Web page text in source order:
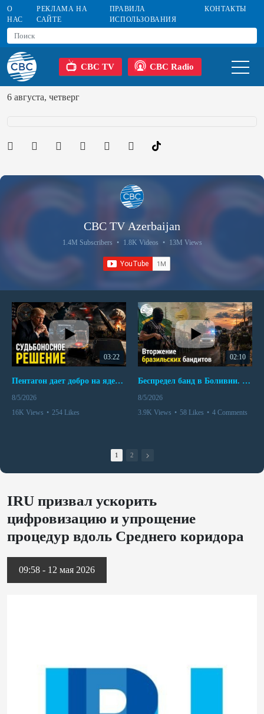
О
НАС
РЕКЛАМА НА
САЙТЕ
ПРАВИЛА
ИСПОЛЬЗОВАНИЯ
КОНТАКТЫ
CBC TV CBC Radio
6 августа, четверг
CBC TV Azerbaijan
1.4M Subscribers • 1.8K Videos • 13M Views
03:22
Пентагон дает добро на ядерный удар по противникам США
8/5/2026
16K Views • 254 Likes
02:10
Беспредел банд в Боливии. Расправы над наркоторговцами
8/5/2026
3.9K Views • 58 Likes • 4 Comments
1 2
IRU призвал ускорить
цифровизацию и упрощение
процедур вдоль Среднего коридора
09:58 - 12 мая 2026